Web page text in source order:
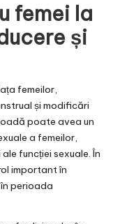
femei la
și
femeilor,
și modificări
poate avea un
a femeilor,
funcției sexuale. În
important în
perioada